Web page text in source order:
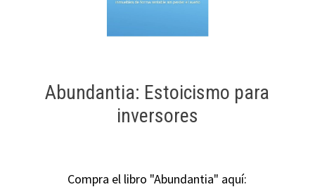
Abundantia: Estoicismo para
inversores
Compra el libro "Abundantia" aquí: